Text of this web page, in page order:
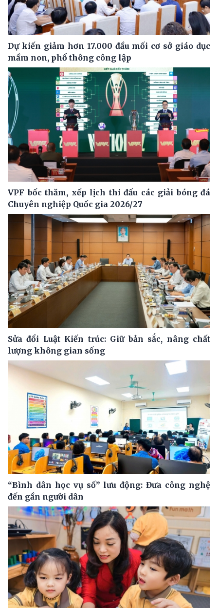
Dự kiến giảm hơn 17.000 đầu mối cơ sở giáo dục
mầm non, phổ thông công lập
VPF bốc thăm, xếp lịch thi đấu các giải bóng đá
Chuyên nghiệp Quốc gia 2026/27
Sửa đổi Luật Kiến trúc: Giữ bản sắc, nâng chất
lượng không gian sống
“Bình dân học vụ số” lưu động: Đưa công nghệ
đến gần người dân